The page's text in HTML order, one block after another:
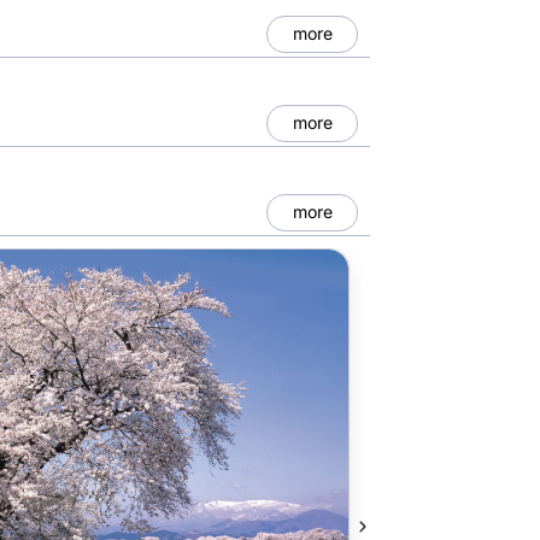
more
more
more